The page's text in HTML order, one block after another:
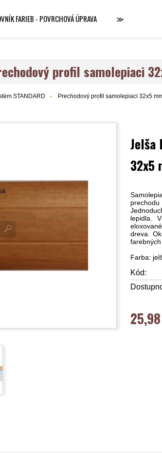
FARIEB - POVRCHOVÁ ÚPRAVA ≫
profil samolepiaci
STANDARD Prechodový profil samolepiaci 32x5
Jelša
32x5
lepidla.
dreva.
Farba:
Kód: